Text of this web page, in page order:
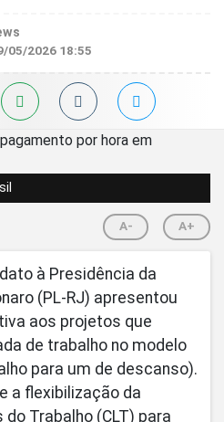
05/2026 18:55
A- A+
à Presidência da
(PL-RJ) apresentou
aos projetos que
de trabalho no modelo
para um de descanso).
a flexibilização da
Trabalho (CLT) para